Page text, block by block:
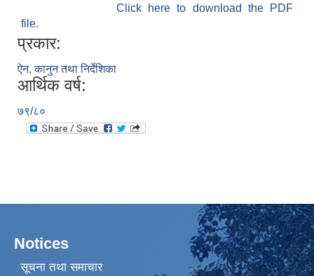
Click here to download the PDF
file.
प्रकार:
ऐन, कानुन तथा निर्देशिका
आर्थिक वर्ष:
७९/८०
Notices
सूचना तथा समाचार